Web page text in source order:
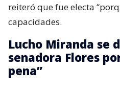
reiteró que fue electa
capacidades.
Lucho Miranda se
senadora Flores
pena”